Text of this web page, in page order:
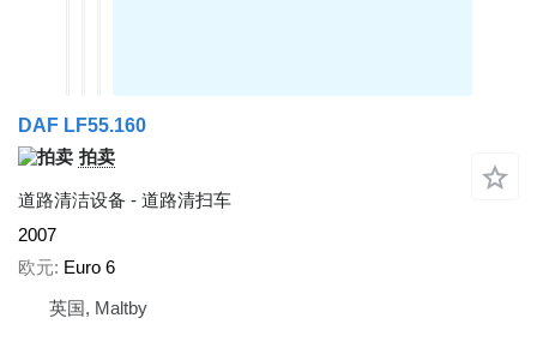
DAF LF55.160
拍卖
道路清洁设备 - 道路清扫车
2007
欧元 Euro 6
英国, Maltby